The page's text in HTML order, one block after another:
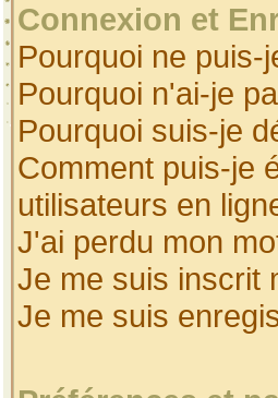
Connexion et
Pourquoi ne puis-
Pourquoi n'ai-je
Pourquoi suis-je
Comment puis-je
utilisateurs en
J'ai perdu mon
Je me suis inscrit
Je me suis